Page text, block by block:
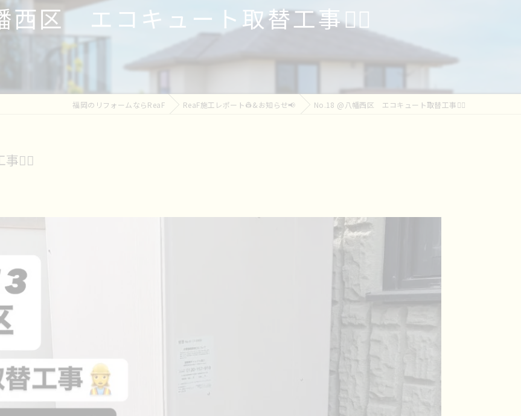
西区 エコキュート取替工事👷‍♀️
福岡のリフォームならReaF ReaF施工レポート👷&お知らせ📢 No.18 @八幡西区 エコキュート取替工事👷‍♀️
👷‍♀️